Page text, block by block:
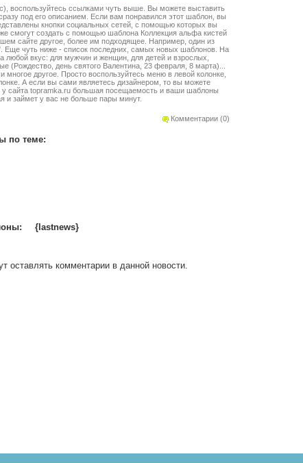
воспользуйтесь ссылками чуть выше. Вы можете выставить
под его описанием. Если вам понравился этот шаблон, вы
кнопки социальных сетей, с помощью которых вы
смогут создать с помощью шаблона Коллекция альфа кистей
сайте другое, более им подходящее. Например, один из
Еще чуть ниже - список последних, самых новых шаблонов. На
вкус: для мужчин и женщин, для детей и взрослых,
день святого Валентина, 23 февраля, 8 марта)...
другое. Просто воспользуйтесь меню в левой колонке,
А если вы сами являетесь дизайнером, то вы можете
у сайта topramka.ru большая посещаемость и ваши шаблоны
и займет у вас не больше пары минут.
Комментарии (0)
по теме:
{lastnews}
оставлять комментарии в данной новости.